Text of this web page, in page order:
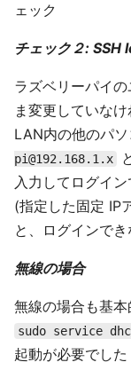
ェック
チェック２:
ラズベリーパイ
ま変更していなけ
LAN内の他のパ
pi@192.168.1.x
入力してログイン
(指定した固定 IP
と、ログインで
無線の場合
無線の場合も基本
sudo service
起動が必要でした